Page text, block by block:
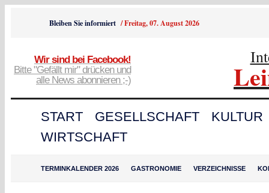
Bleiben Sie informiert /Freitag, 07. August 2026
Wir sind bei Facebook!
Bitte "Gefällt mir" drücken und
alle News abonnieren ;-)
START GESELLSCHAFT
KULTUR
WIRTSCHAFT
TERMINKALENDER 2026 GASTRONOMIE VERZEICHNISSE